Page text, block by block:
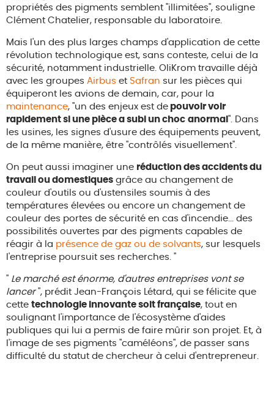
propriétés des pigments semblent "illimitées", souligne
Clément Chatelier, responsable du laboratoire.
Mais l'un des plus larges champs d'application de cette
révolution technologique est, sans conteste, celui de la
sécurité, notamment industrielle. OliKrom travaille déjà
avec les groupes Airbus et Safran sur les pièces qui
équiperont les avions de demain, car, pour la
maintenance, "un des enjeux est de pouvoir voir
rapidement si une pièce a subi un choc anormal ". Dans
les usines, les signes d'usure des équipements peuvent,
de la même manière, être "contrôlés visuellement".
On peut aussi imaginer une réduction des accidents du
travail ou domestiques grâce au changement de
couleur d'outils ou d'ustensiles soumis à des
températures élevées ou encore un changement de
couleur des portes de sécurité en cas d'incendie... des
possibilités ouvertes par des pigments capables de
réagir à la présence de gaz ou de solvants, sur lesquels
l'entreprise poursuit ses recherches. "
" Le marché est énorme, d'autres entreprises vont se
lancer", prédit Jean-François Létard, qui se félicite que
cette technologie innovante soit française, tout en
soulignant l'importance de l'écosystème d'aides
publiques qui lui a permis de faire mûrir son projet. Et, à
l'image de ses pigments "caméléons", de passer sans
difficulté du statut de chercheur à celui d'entrepreneur.